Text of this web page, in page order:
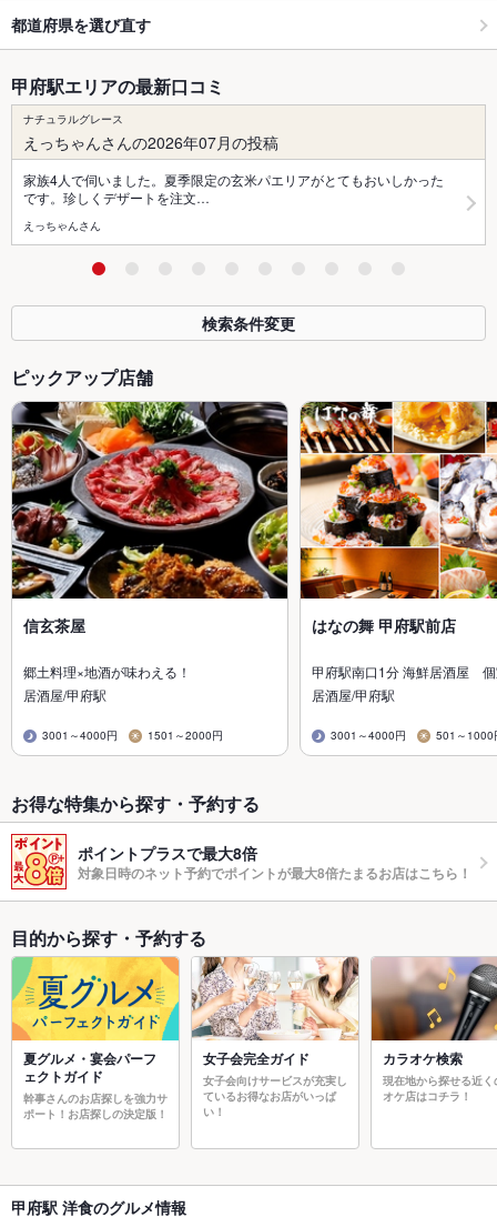
都道府県を選び直す
甲府駅エリアの最新口コミ
ナチュラルグレース
えっちゃんさんの2026年07月の投稿
家族4人で伺いました。夏季限定の玄米パエリアがとてもおいしかった
です。珍しくデザートを注文…
えっちゃんさん
検索条件変更
ピックアップ店舗
信玄茶屋
郷土料理×地酒が味わえる！
居酒屋/甲府駅
3001～4000円 1501～2000円
はなの舞 甲府駅前店
甲府駅南口1分 海鮮居酒屋
居酒屋/甲府駅
3001～4000円 501～1000
お得な特集から探す・予約する
ポイントプラスで最大8倍
対象日時のネット予約でポイントが最大8倍たまるお店はこちら！
目的から探す・予約する
夏グルメ・宴会パーフ
ェクトガイド
幹事さんのお店探しを強力サ
ポート！お店探しの決定版！
女子会完全ガイド
女子会向けサービスが充実し
ているお得なお店がいっぱ
い！
カラオケ検索
現在地から探せる近く
オケ店はコチラ！
甲府駅 洋食のグルメ情報